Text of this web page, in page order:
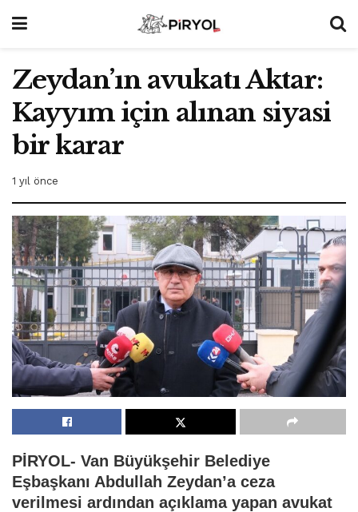
Zeydan’ın avukatı Aktar:
Kayyım için alınan siyasi
bir karar
1 yıl önce
PİRYOL- Van Büyükşehir Belediye
Eşbaşkanı Abdullah Zeydan’a ceza
verilmesi ardından açıklama yapan avukat